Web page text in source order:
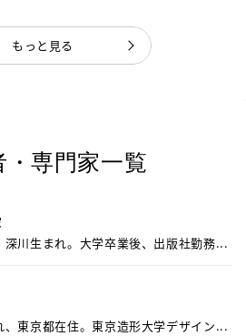
もっと見る
・専門家一覧
深川生まれ。大学卒業後、出版社勤務...
、東京都在住。東京造形大学デザイン...